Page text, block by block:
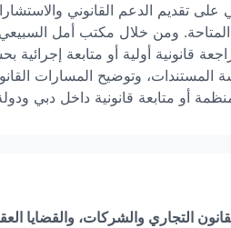
تقديم الدعم القانوني
المتاحة. ومن خلال مكتب أمل
قانونية أولية أو متابعة إجرائية
وتوضيح المسارات
أو متابعة قانونية داخل دبي
التجاري والشركات، والقضايا